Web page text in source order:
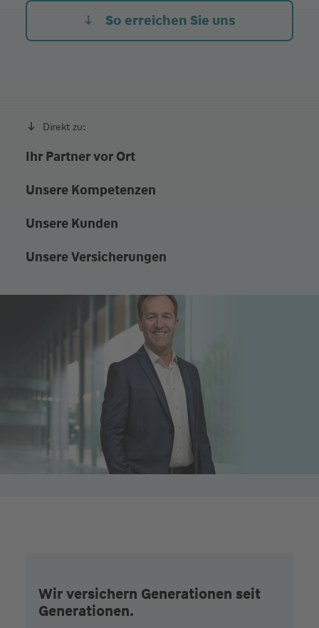
08:00 - 17:00
und nach Vereinbarung
So erreichen Sie uns
Direkt zu:
Ihr Partner vor Ort
Unsere Kompetenzen
Unsere Kunden
Unsere Versicherungen
Wir versichern Generationen seit
Generationen.